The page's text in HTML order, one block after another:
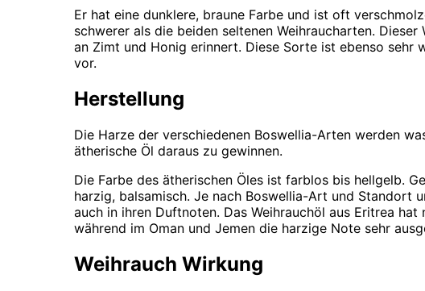
Er hat eine dunklere, braune Farbe und ist oft
schwerer als die beiden seltenen Weihraucharten.
an Zimt und Honig erinnert. Diese Sorte ist ebenso sehr
vor.
Herstellung
Die Harze der verschiedenen Boswellia-Arten werden
ätherische Öl daraus zu gewinnen.
Die Farbe des ätherischen Öles ist farblos bis hellgelb.
harzig, balsamisch. Je nach Boswellia-Art und Standort
auch in ihren Duftnoten. Das Weihrauchöl aus Eritrea
während im Oman und Jemen die harzige Note sehr
Weihrauch Wirkung